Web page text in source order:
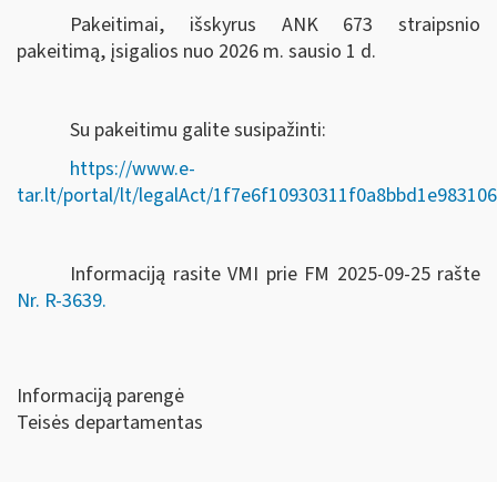
Pakeitimai, išskyrus ANK 673 straipsnio
pakeitimą, įsigalios nuo 2026 m. sausio 1 d.
Su pakeitimu galite susipažinti:
https://www.e-
tar.lt/portal/lt/legalAct/
Informaciją rasite VMI prie FM 2025-09-25 rašte
Nr. R-3639.
Informaciją parengė
Teisės departamentas